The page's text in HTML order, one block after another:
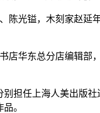
陈光镒，木刻家赵延
店华东总分店编辑部
担任上海人美出版社
。